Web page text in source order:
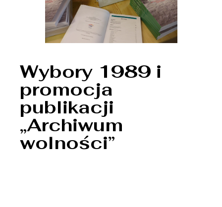
Wybory 1989 i
promocja
publikacji
„Archiwum
wolności”